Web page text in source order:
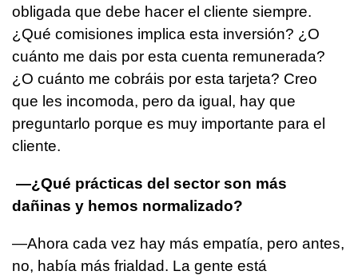
obligada que debe hacer el cliente siempre.
¿Qué comisiones implica esta inversión? ¿O
cuánto me dais por esta cuenta remunerada?
¿O cuánto me cobráis por esta tarjeta? Creo
que les incomoda, pero da igual, hay que
preguntarlo porque es muy importante para el
cliente.
—¿Qué prácticas del sector son más
dañinas y hemos normalizado?
—Ahora cada vez hay más empatía, pero antes,
no, había más frialdad. La gente está